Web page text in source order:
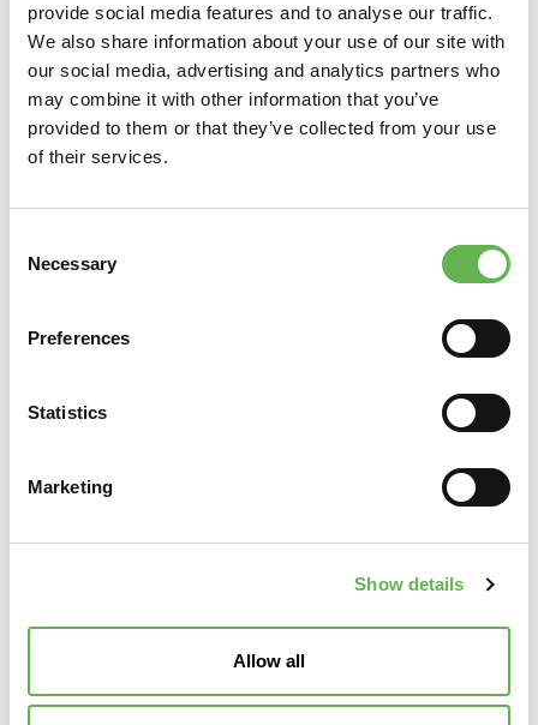
provide social media features and to analyse our traffic.
We also share information about your use of our site with
our social media, advertising and analytics partners who
may combine it with other information that you’ve
provided to them or that they’ve collected from your use
of their services.
Selection
Necessary
Preferences
Statistics
Marketing
Show details
Allow all
Informativa privacy
personali
Unindustria Servizi & Formazione Treviso
Pordenone